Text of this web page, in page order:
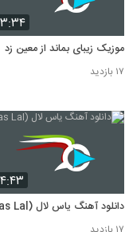
موزیک زیبای بماند از معین زد
۱۷ بازدید
دانلود آهنگ یاس لال (Yas Lal)